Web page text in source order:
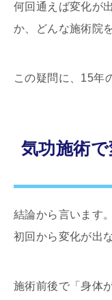
何回通えば変化が
か、どんな施術院
この疑問に、15年
気功施術
結論から言います
初回から変化が出
施術前後で「身体